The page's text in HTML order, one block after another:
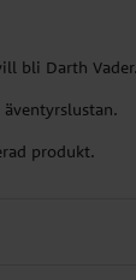
bli Darth Vader.
produkt.